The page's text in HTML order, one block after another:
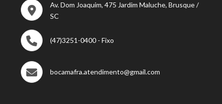
Av. Dom Joaquim, 475 Jardim Maluche, Brusque /
SC
(47)3251-0400 - Fixo
bocamafra.atendimento@gmail.com